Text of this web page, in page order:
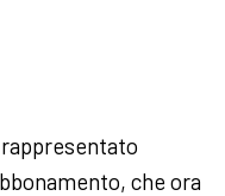
che ora